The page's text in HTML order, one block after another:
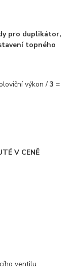
pro duplikátor,
topného
výkon /3=
V CENĚ
ventilu